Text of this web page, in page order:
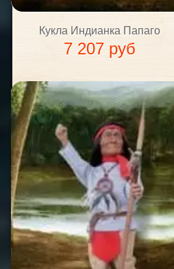
Кукла Индианка Папаго
7 207 руб